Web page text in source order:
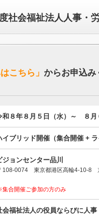
社会福祉法人人事・